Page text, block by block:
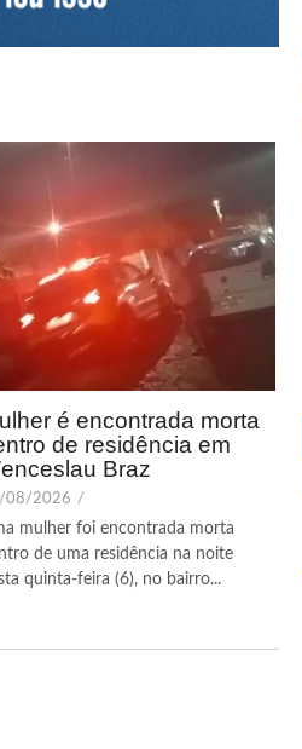
é encontrada morta
de residência em
Braz
08/2026 /
mulher foi encontrada morta
de uma residência na noite
quinta-feira (6), no bairro...